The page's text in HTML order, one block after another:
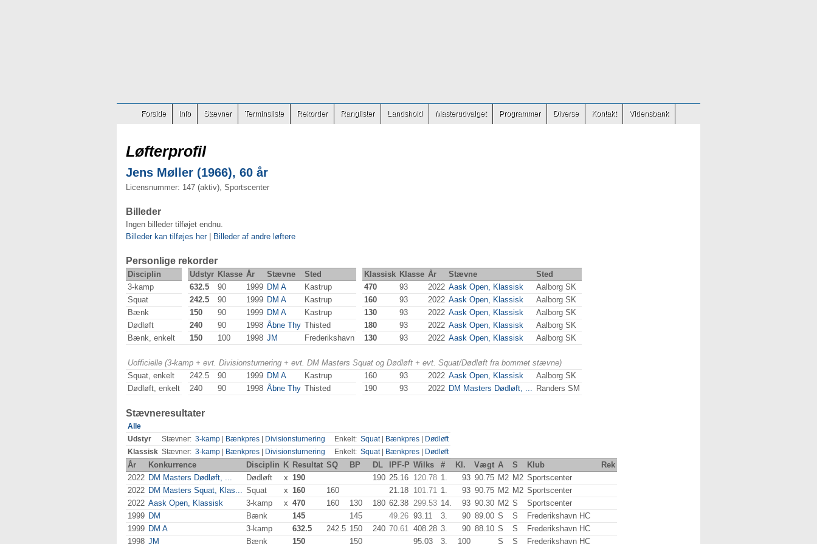
Forside Info Stævner Terminsliste Rekorder Ranglister Landshold Masterudvalget Programmer Diverse Kontakt Vidensbank
Løfterprofil
Jens Møller (1966), 60 år
Licensnummer: 147 (aktiv), Sportscenter
Billeder
Ingen billeder tilføjet endnu.
Billeder kan tilføjes her| Billeder af andre løftere
Personlige rekorder
Disciplin Udstyr Klasse År Stævne Sted Klassisk Klasse År Stævne
Sted
3-kamp
632.5 90 1999 DM A Kastrup 470 93 2022 Aask Open, Klassisk
Aalborg SK
Squat
242.5 90 1999 DM A Kastrup 160 93 2022 Aask Open, Klassisk
Aalborg SK
Bænk
150 90 1999 DM A Kastrup 130 93 2022 Aask Open, Klassisk
Aalborg SK
Dødløft
240 90 1998 Åbne Thy Thisted 180 93 2022 Aask Open, Klassisk
Aalborg SK
Bænk, enkelt
150 100 1998 JM Frederikshavn 130 93 2022 Aask Open, Klassisk Aalborg SK
Uofficielle (3-kamp + evt. Divisionsturnering + evt. DM Masters Squat og Dødløft + evt. Squat/Dødløft fra bommet stævne)
Squat, enkelt
242.5 90 1999 DM A Kastrup 160 93 2022 Aask Open, Klassisk
Aalborg SK
Dødløft, enkelt
240 90 1998 Åbne Thy Thisted 190 93 2022 DM Masters Dødløft, ... Randers SM
Stævneresultater
Alle
Udstyr
Stævner: 3-kamp Bænkpres Divisionsturnering Enkelt: Squat| Bænkpres
Dødløft
Klassisk Stævner: 3-kamp Bænkpres Divisionsturnering Enkelt: Squat| Bænkpres Dødløft
År Konkurrence Disciplin K Resultat SQ BP DL IPF-P Wilks # Kl. Vægt A S Klub
Rek
2022 DM Masters Dødløft, ... Dødløft x 190 190 25.16 120.78 1. 93 90.75 M2 M2 Sportscenter
2022 DM Masters Squat, Klas... Squat x 160 160 21.18 101.71 1. 93 90.75 M2 M2 Sportscenter
2022 Aask Open, Klassisk 3-kamp x 470 160 130 180 62.38 299.53 14. 93 90.30 M2 S
Sportscenter
1999 DM Bænk 145 145 49.26 93.11 3. 90 89.00 S S
Frederikshavn HC
1999 DM A 3-kamp 632.5 242.5 150 240 70.61 408.28 3. 90 88.10 S S
Frederikshavn HC
1998 JM Bænk 150 150 95.03 3. 100 S S Frederikshavn HC